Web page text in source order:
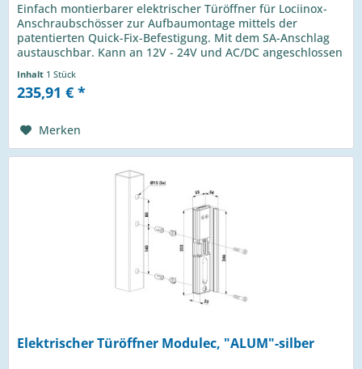
Einfach montierbarer elektrischer Türöffner für Lociinox-
Anschraubschösser zur Aufbaumontage mittels der
patentierten Quick-Fix-Befestigung. Mit dem SA-Anschlag
austauschbar. Kann an 12V - 24V und AC/DC angeschlossen
Inhalt 1 Stück
235,91 € *
Merken
Elektrischer Türöffner Modulec, "ALUM"-silber